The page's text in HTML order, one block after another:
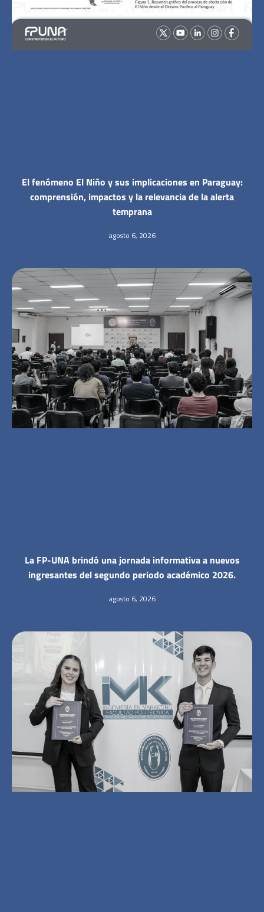
El fenómeno El Niño y sus implicaciones en Paraguay:
comprensión, impactos y la relevancia de la alerta
temprana
agosto 6, 2026
La FP-UNA brindó una jornada informativa a nuevos
ingresantes del segundo periodo académico 2026.
agosto 6, 2026